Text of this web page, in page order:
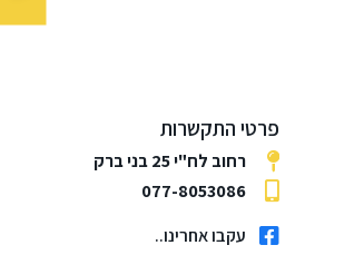
פרטי התקשרות
רחוב לח"י 25 בני ברק
077-8053086
עקבו אחרינו..